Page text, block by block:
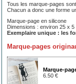
Tous les marque-pages
Chacun a donc une forme
Marque-page en silicone
Dimensions : environ 25 x 5
Exemplaire unique : les
Marque-pages
Marque-
6.50 €